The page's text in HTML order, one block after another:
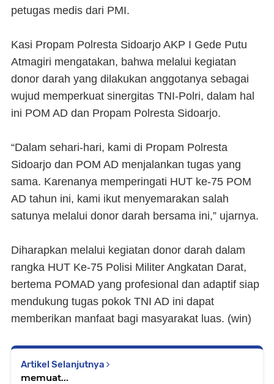
petugas medis dari PMI.
Kasi Propam Polresta Sidoarjo AKP I Gede Putu
Atmagiri mengatakan, bahwa melalui kegiatan
donor darah yang dilakukan anggotanya sebagai
wujud memperkuat sinergitas TNI-Polri, dalam hal
ini POM AD dan Propam Polresta Sidoarjo.
“Dalam sehari-hari, kami di Propam Polresta
Sidoarjo dan POM AD menjalankan tugas yang
sama. Karenanya memperingati HUT ke-75 POM
AD tahun ini, kami ikut menyemarakan salah
satunya melalui donor darah bersama ini,” ujarnya.
Diharapkan melalui kegiatan donor darah dalam
rangka HUT Ke-75 Polisi Militer Angkatan Darat,
bertema POMAD yang profesional dan adaptif siap
mendukung tugas pokok TNI AD ini dapat
memberikan manfaat bagi masyarakat luas. (win)
Artikel Selanjutnya
memuat...